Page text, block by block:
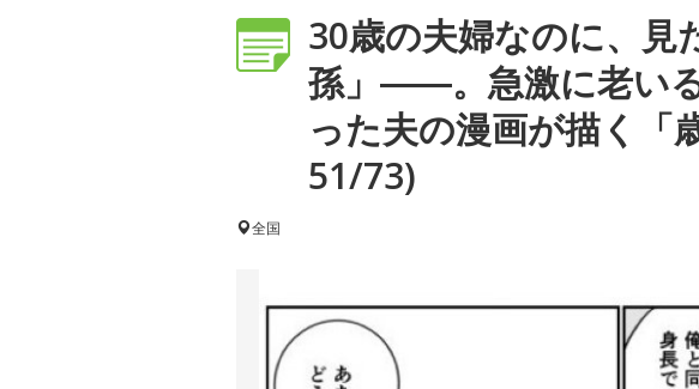
30歳の夫婦なのに、見
孫」――。急激に老い
った夫の漫画が描く「
51/73)
全国